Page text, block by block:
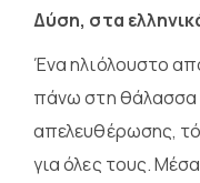
Δύση, στα
Ένα ηλιόλουστο
πάνω στη θάλασσα
απελευθέρωσης,
για όλες τους.